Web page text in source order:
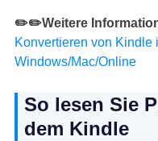
✏️✏️Weitere
Konvertieren von Kindle
Windows/Mac/Online
So lesen Sie
dem Kindle